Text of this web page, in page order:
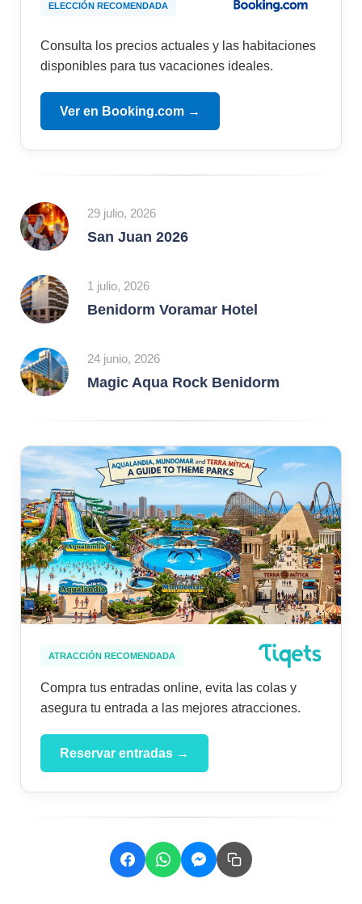
ELECCIÓN RECOMENDADA
Consulta los precios actuales y las habitaciones
disponibles para tus vacaciones ideales.
Ver en Booking.com →
29 julio, 2026
San Juan 2026
1 julio, 2026
Benidorm Voramar Hotel
24 junio, 2026
Magic Aqua Rock Benidorm
ATRACCIÓN RECOMENDADA
Compra tus entradas online, evita las colas y
asegura tu entrada a las mejores atracciones.
Reservar entradas →